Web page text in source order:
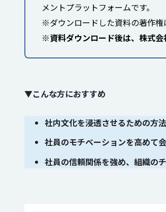
メントプラットフォームです。
※ダウンロードした資料の著作権
※資料ダウンロード後は、株式会
▼こんな方におすすめ
社内文化を浸透させるための方
社員のモチベーションを高めて
社員の信頼関係を強め、組織の